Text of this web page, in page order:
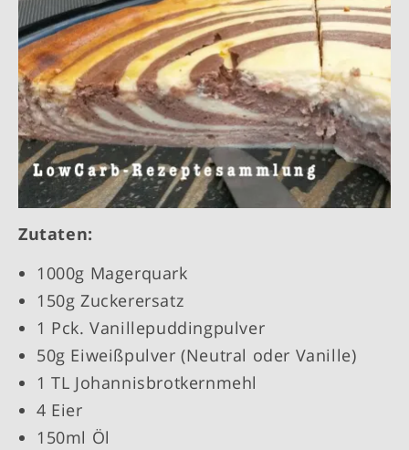
Zutaten:
1000g Magerquark
150g Zuckerersatz
1 Pck. Vanillepuddingpulver
50g Eiweißpulver (Neutral oder Vanille)
1 TL Johannisbrotkernmehl
4 Eier
150ml Öl